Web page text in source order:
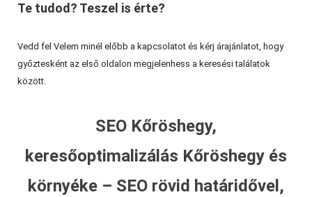
Te tudod? Teszel is érte?
Vedd fel Velem minél előbb a kapcsolatot és kérj árajánlatot, hogy
győztesként az első oldalon megjelenhess a keresési találatok
között.
SEO Kőröshegy,
keresőoptimalizálás Kőröshegy és
környéke – SEO rövid határidővel,